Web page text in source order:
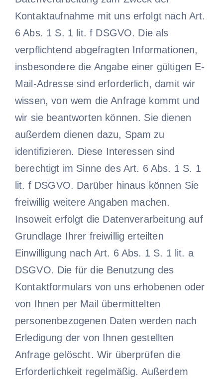
Kontaktaufnahme mit uns erfolgt nach Art.
6 Abs. 1 S. 1 lit. f DSGVO. Die als
verpflichtend abgefragten Informationen,
insbesondere die Angabe einer gültigen E-
Mail-Adresse sind erforderlich, damit wir
wissen, von wem die Anfrage kommt und
wir sie beantworten können. Sie dienen
außerdem dienen dazu, Spam zu
identifizieren. Diese Interessen sind
berechtigt im Sinne des Art. 6 Abs. 1 S. 1
lit. f DSGVO. Darüber hinaus können Sie
freiwillig weitere Angaben machen.
Insoweit erfolgt die Datenverarbeitung auf
Grundlage Ihrer freiwillig erteilten
Einwilligung nach Art. 6 Abs. 1 S. 1 lit. a
DSGVO. Die für die Benutzung des
Kontaktformulars von uns erhobenen oder
von Ihnen per Mail übermittelten
personenbezogenen Daten werden nach
Erledigung der von Ihnen gestellten
Anfrage gelöscht. Wir überprüfen die
Erforderlichkeit regelmäßig. Außerdem